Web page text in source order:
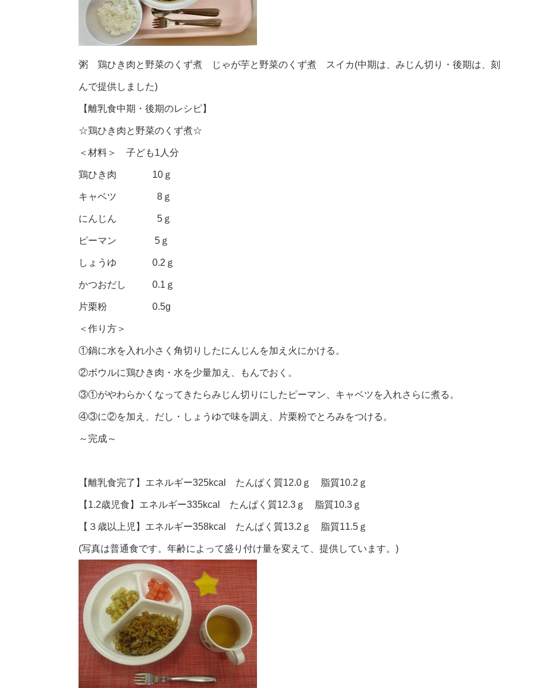
粥 鶏ひき肉と野菜のくず煮 じゃが芋と野菜のくず煮 スイカ(中期は、みじん切り・後期は、刻
んで提供しました)
【離乳食中期・後期のレシピ】
☆鶏ひき肉と野菜のくず煮☆
＜材料＞ 子ども1人分
鶏ひき肉 10ｇ
キャベツ 8ｇ
にんじん 5ｇ
ピーマン 5ｇ
しょうゆ 0.2ｇ
かつおだし 0.1ｇ
片栗粉 0.5g
＜作り方＞
①鍋に水を入れ小さく角切りしたにんじんを加え火にかける。
②ボウルに鶏ひき肉・水を少量加え、もんでおく。
③①がやわらかくなってきたらみじん切りにしたピーマン、キャベツを入れさらに煮る。
④③に②を加え、だし・しょうゆで味を調え、片栗粉でとろみをつける。
～完成～
【離乳食完了】エネルギー325kcal たんぱく質12.0ｇ 脂質10.2ｇ
【1.2歳児食】エネルギー335kcal たんぱく質12.3ｇ 脂質10.3ｇ
【３歳以上児】エネルギー358kcal たんぱく質13.2ｇ 脂質11.5ｇ
(写真は普通食です。年齢によって盛り付け量を変えて、提供しています。)